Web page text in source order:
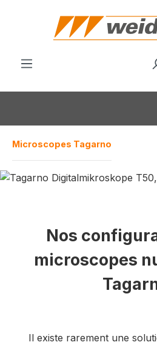
principal
Microscopes Tagarno
Nos
microscopes
Il existe rarement une